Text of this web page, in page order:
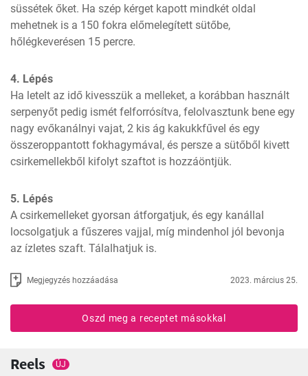
süssétek őket. Ha szép kérget kapott mindkét oldal
mehetnek is a 150 fokra előmelegített sütőbe,
hőlégkeverésen 15 percre.
4. Lépés
Ha letelt az idő kivesszük a melleket, a korábban használt
serpenyőt pedig ismét felforrósítva, felolvasztunk bene egy
nagy evőkanálnyi vajat, 2 kis ág kakukkfűvel és egy
összeroppantott fokhagymával, és persze a sütőből kivett
csirkemellekből kifolyt szaftot is hozzáöntjük.
5. Lépés
A csirkemelleket gyorsan átforgatjuk, és egy kanállal
locsolgatjuk a fűszeres vajjal, míg mindenhol jól bevonja
az ízletes szaft. Tálalhatjuk is.
Megjegyzés hozzáadása 2023. március 25.
Oszd meg a receptet másokkal
Reels ÚJ